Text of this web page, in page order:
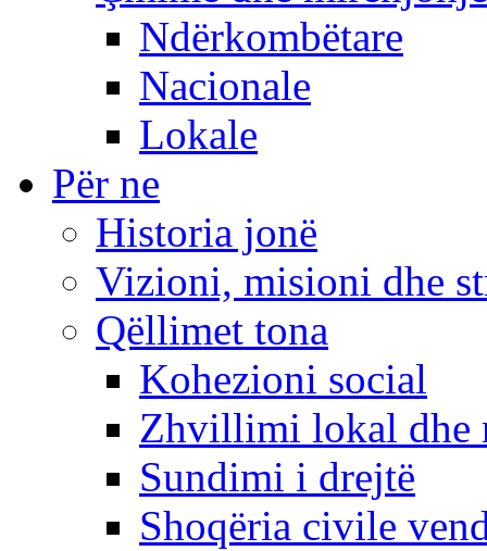
Ndërkombëtare
Nacionale
Lokale
Për ne
Historia jonë
Vizioni, misioni dhe
Qëllimet tona
Kohezioni social
Zhvillimi lokal dhe
Sundimi i drejtë
Shoqëria civile